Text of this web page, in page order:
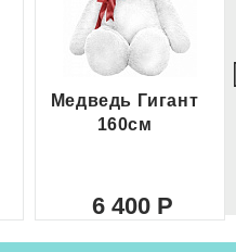
Медведь Гигант
160см
6 400